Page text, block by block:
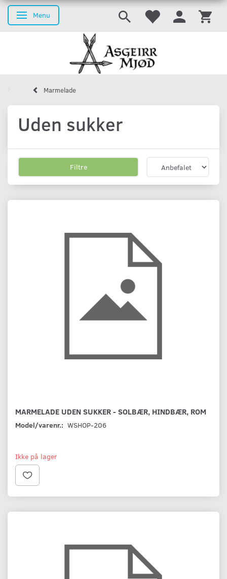
Skifte navigation
Menu
Marmelade
Uden sukker
Filtre
MARMELADE UDEN SUKKER - SOLBÆR, HINDBÆR, ROM
Model/varenr.: WSHOP-206
Ikke på lager